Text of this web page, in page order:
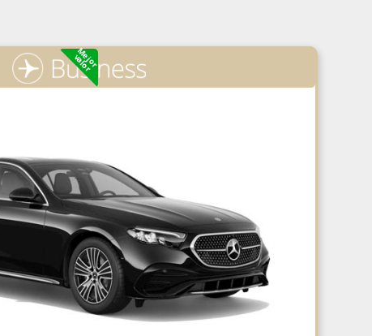
Mejor
valor